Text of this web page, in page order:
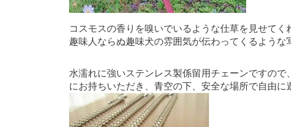
コスモスの香りを嗅いでいるような仕草を見せてく
趣味人ならぬ趣味犬の雰囲気が伝わってくるような
水濡れに強いステンレス製係留用チェーンですの
にお持ちいただき、青空の下、安全な場所で自由に